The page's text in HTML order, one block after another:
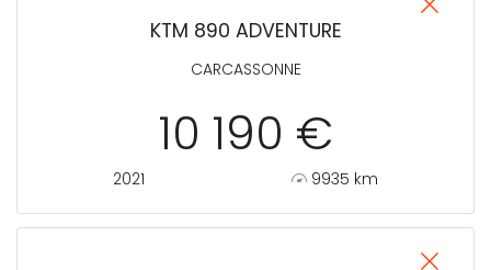
KTM 890 ADVENTURE
CARCASSONNE
10 190 €
2021 9935 km